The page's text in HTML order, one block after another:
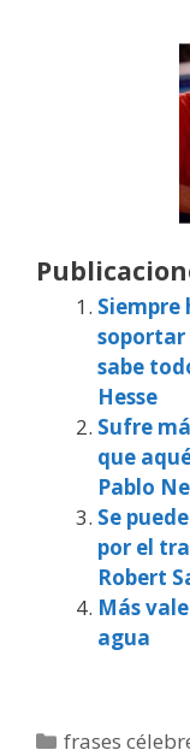
Siempre
soportar
sabe
Hesse
Sufre
que
Pablo
Se
por el
Robert
Más
agua
Categorías
frases